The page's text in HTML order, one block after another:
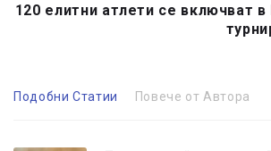
120 елитни атлети се включват
Подобни Статии Повече от Автора